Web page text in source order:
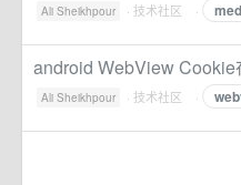
Ali Sheikhpour · 技术社区 ·
android WebView
Ali Sheikhpour · 技术社区 ·